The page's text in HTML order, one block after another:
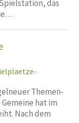
das
Themen-
hat im
Nach dem